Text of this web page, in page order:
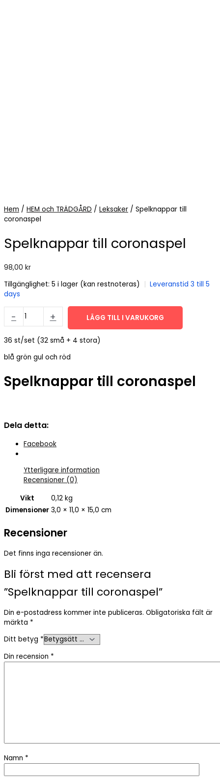
Hem / HEM och TRÄDGÅRD / Leksaker / Spelknappar till
coronaspel
Spelknappar till coronaspel
98,00 kr
Tillgänglighet: 5 i lager (kan restnoteras) | Leveranstid 3 till 5
days
-
Spelknappar
mängd
+ LÄGG TILL I VARUKORG
36 st/set (32 små + 4 stora)
blå grön gul och röd
Spelknappar till coronaspel
Dela detta:
Facebook
Ytterligare information
Recensioner (0)
Vikt
0,12 kg
Dimensioner 3,0 × 11,0 × 15,0 cm
Recensioner
Det finns inga recensioner än.
Bli först med att recensera
”Spelknappar till coronaspel”
Din e-postadress kommer inte publiceras. Obligatoriska fält är
märkta *
Ditt betyg *
Din recension *
Namn *